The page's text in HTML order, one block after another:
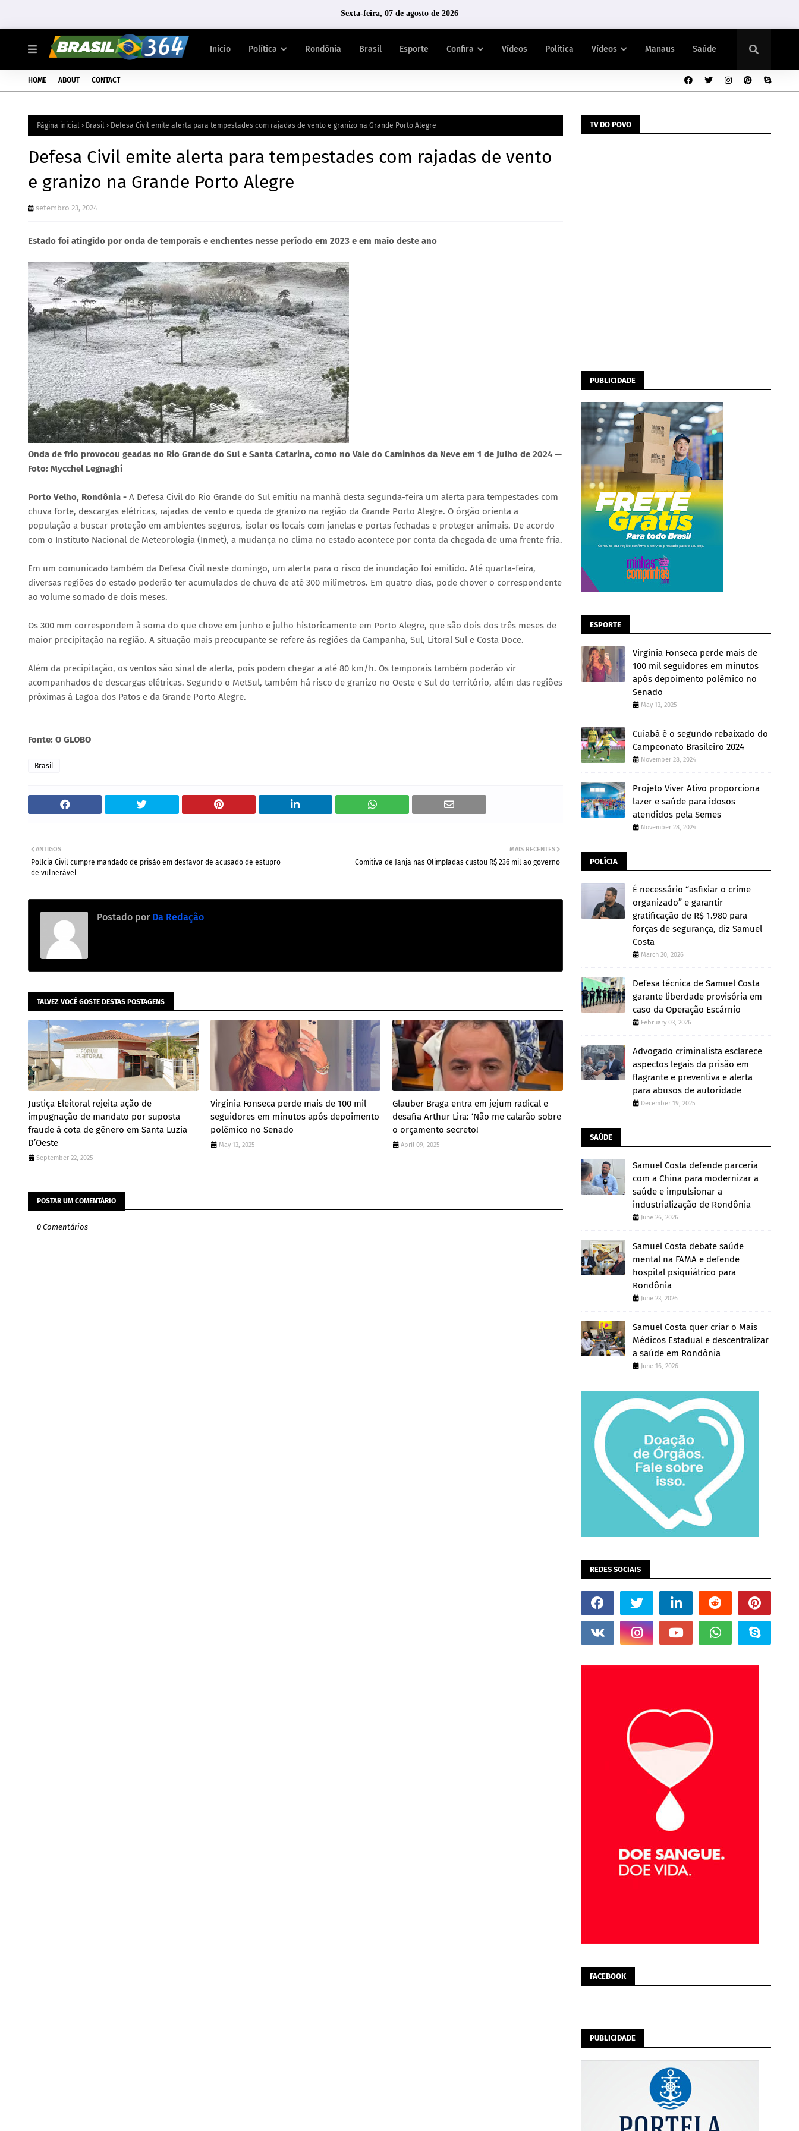
Sexta-feira, 07 de agosto de 2026
Início Política Rondônia Brasil Esporte Confira Vídeos Política Vídeos Manaus Saúde
HOME ABOUT CONTACT
Página inicial Brasil Defesa Civil emite alerta para tempestades com rajadas de vento e granizo na Grande Porto Alegre
Defesa Civil emite alerta para tempestades com rajadas de vento
e granizo na Grande Porto Alegre
setembro 23, 2024
Estado foi atingido por onda de temporais e enchentes nesse período em 2023 e em maio deste ano
Onda de frio provocou geadas no Rio Grande do Sul e Santa Catarina, como no Vale do Caminhos da Neve em 1 de Julho de 2024 —
Foto: Mycchel Legnaghi
Porto Velho, Rondônia - A Defesa Civil do Rio Grande do Sul emitiu na manhã desta segunda-feira um alerta para tempestades com
chuva forte, descargas elétricas, rajadas de vento e queda de granizo na região da Grande Porto Alegre. O órgão orienta a
população a buscar proteção em ambientes seguros, isolar os locais com janelas e portas fechadas e proteger animais. De acordo
com o Instituto Nacional de Meteorologia (Inmet), a mudança no clima no estado acontece por conta da chegada de uma frente fria.
Em um comunicado também da Defesa Civil neste domingo, um alerta para o risco de inundação foi emitido. Até quarta-feira,
diversas regiões do estado poderão ter acumulados de chuva de até 300 milímetros. Em quatro dias, pode chover o correspondente
ao volume somado de dois meses.
Os 300 mm correspondem à soma do que chove em junho e julho historicamente em Porto Alegre, que são dois dos três meses de
maior precipitação na região. A situação mais preocupante se refere às regiões da Campanha, Sul, Litoral Sul e Costa Doce.
Além da precipitação, os ventos são sinal de alerta, pois podem chegar a até 80 km/h. Os temporais também poderão vir
acompanhados de descargas elétricas. Segundo o MetSul, também há risco de granizo no Oeste e Sul do território, além das regiões
próximas à Lagoa dos Patos e da Grande Porto Alegre.
Fonte: O GLOBO
Brasil
MAIS RECENTES
Comitiva de Janja nas Olimpíadas custou R$ 236 mil ao governo
ANTIGOS
Polícia Civil cumpre mandado de prisão em desfavor de acusado de estupro
de vulnerável
Postado por Da Redação
TALVEZ VOCÊ GOSTE DESTAS POSTAGENS
Justiça Eleitoral rejeita ação de
impugnação de mandato por suposta
fraude à cota de gênero em Santa Luzia
D’Oeste
September 22, 2025
Virginia Fonseca perde mais de 100 mil
seguidores em minutos após depoimento
polêmico no Senado
May 13, 2025
Glauber Braga entra em jejum radical e
desafia Arthur Lira: ‘Não me calarão sobre
o orçamento secreto!
April 09, 2025
POSTAR UM COMENTÁRIO
0 Comentários
TV DO POVO
PUBLICIDADE
ESPORTE
Virginia Fonseca perde mais de
100 mil seguidores em minutos
após depoimento polêmico no
Senado
May 13, 2025
Cuiabá é o segundo rebaixado do
Campeonato Brasileiro 2024
November 28, 2024
Projeto Viver Ativo proporciona
lazer e saúde para idosos
atendidos pela Semes
November 28, 2024
POLÍCIA
É necessário “asfixiar o crime
organizado” e garantir
gratificação de R$ 1.980 para
forças de segurança, diz Samuel
Costa
March 20, 2026
Defesa técnica de Samuel Costa
garante liberdade provisória em
caso da Operação Escárnio
February 03, 2026
Advogado criminalista esclarece
aspectos legais da prisão em
flagrante e preventiva e alerta
para abusos de autoridade
December 19, 2025
SAÚDE
Samuel Costa defende parceria
com a China para modernizar a
saúde e impulsionar a
industrialização de Rondônia
June 26, 2026
Samuel Costa debate saúde
mental na FAMA e defende
hospital psiquiátrico para
Rondônia
June 23, 2026
Samuel Costa quer criar o Mais
Médicos Estadual e descentralizar
a saúde em Rondônia
June 16, 2026
REDES SOCIAIS
FACEBOOK
PUBLICIDADE